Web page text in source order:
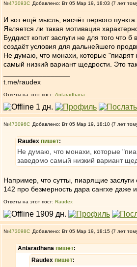
№473093 Добавлено: Вт 05 Мар 19, 18:03 (7 лет
И вот ещё мысль, насчёт первого
Является ли такая мотивация
Буддист копит заслуги не для того что
создаёт условия для дальнейшего
Не думаю, что монахи, которые "пиарят
самый низкий вариант щедрости. Это
t.me/raudex
Ответы на этот пост: Antaradhana
№473096 Добавлено: Вт 05 Мар 19, 18:10 (7 лет
Raudex пишет:
Не думаю, что монахи, которые
заведомо самый низкий вариант
Например, что сутты, пиарящие
142 про безмерность дара сангхе даже
Ответы на этот пост: Raudex
№473098 Добавлено: Вт 05 Мар 19, 18:15 (7 лет
Antaradhana пишет:
Raudex пишет: